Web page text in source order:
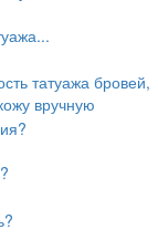
татуажа бровей,
вручную